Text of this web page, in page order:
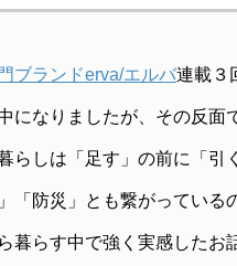
ブランドerva/エルバ連載３
になりましたが、その反
しは「足す」の前に「引
「防災」とも繋がっている
暮らす中で強く実感したお